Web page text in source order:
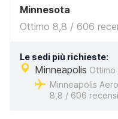
Minnesota
Ottimo 8,8 / 606
Le sedi più richieste:
Minneapolis
Minneapolis
8,8 / 606